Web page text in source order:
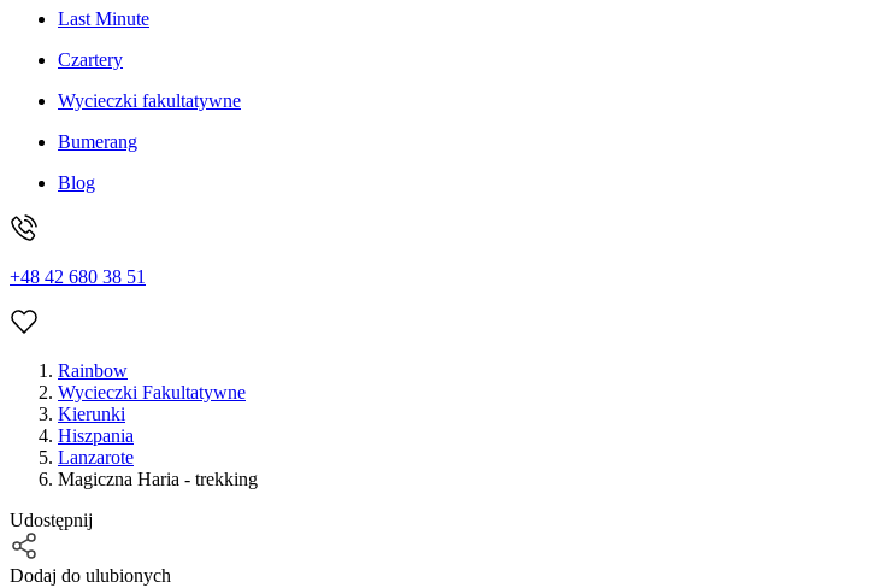
Last Minute
Czartery
Wycieczki fakultatywne
Bumerang
Blog
+48 42 680 38 51
Rainbow
Wycieczki Fakultatywne
Kierunki
Hiszpania
Lanzarote
Magiczna Haria - trekking
Udostępnij
Dodaj do ulubionych